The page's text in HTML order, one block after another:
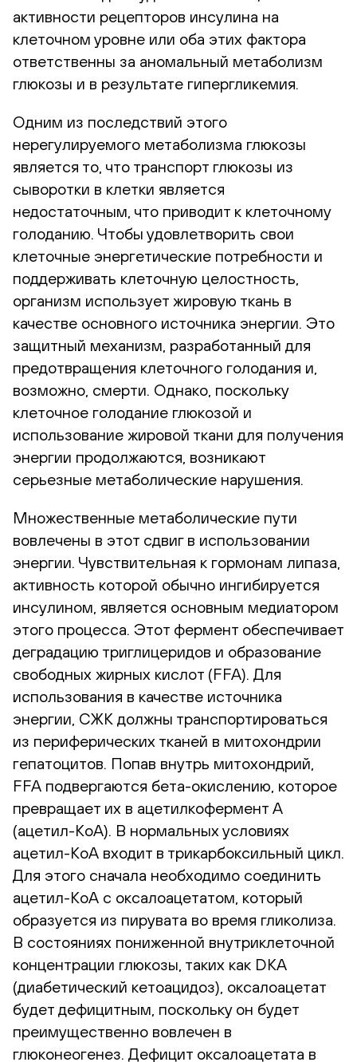
активности рецепторов инсулина на
клеточном уровне или оба этих фактора
ответственны за аномальный метаболизм
глюкозы и в результате гипергликемия.
Одним из последствий этого
нерегулируемого метаболизма глюкозы
является то, что транспорт глюкозы из
сыворотки в клетки является
недостаточным, что приводит к клеточному
голоданию. Чтобы удовлетворить свои
клеточные энергетические потребности и
поддерживать клеточную целостность,
организм использует жировую ткань в
качестве основного источника энергии. Это
защитный механизм, разработанный для
предотвращения клеточного голодания и,
возможно, смерти. Однако, поскольку
клеточное голодание глюкозой и
использование жировой ткани для получения
энергии продолжаются, возникают
серьезные метаболические нарушения.
Множественные метаболические пути
вовлечены в этот сдвиг в использовании
энергии. Чувствительная к гормонам липаза,
активность которой обычно ингибируется
инсулином, является основным медиатором
этого процесса. Этот фермент обеспечивает
деградацию триглицеридов и образование
свободных жирных кислот (FFA). Для
использования в качестве источника
энергии, СЖК должны транспортироваться
из периферических тканей в митохондрии
гепатоцитов. Попав внутрь митохондрий,
FFA подвергаются бета-окислению, которое
превращает их в ацетилкофермент A
(ацетил-КоА). В нормальных условиях
ацетил-КоА входит в трикарбоксильный цикл.
Для этого сначала необходимо соединить
ацетил-КоА с оксалоацетатом, который
образуется из пирувата во время гликолиза.
В состояниях пониженной внутриклеточной
концентрации глюкозы, таких как DKA
(диабетический кетоацидоз), оксалоацетат
будет дефицитным, поскольку он будет
преимущественно вовлечен в
глюконеогенез. Дефицит оксалоацетата в